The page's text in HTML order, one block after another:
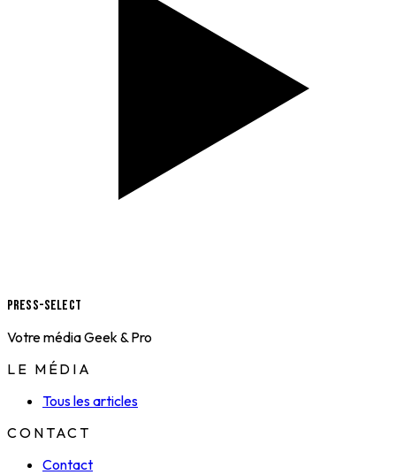
Press-Select
Votre média Geek & Pro
LE MÉDIA
Tous les articles
CONTACT
Contact